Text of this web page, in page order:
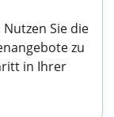
Sie die
zu
in Ihrer